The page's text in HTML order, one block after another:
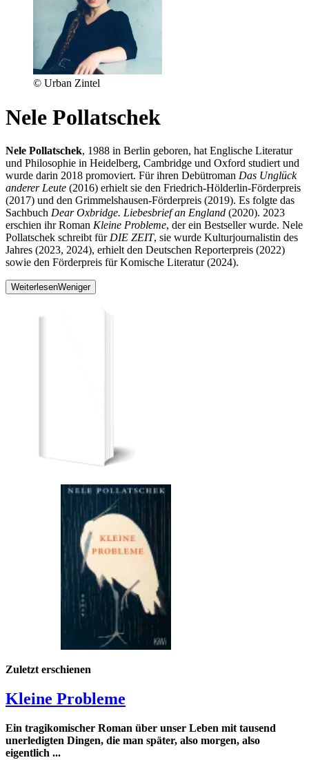
© Urban Zintel
Nele Pollatschek
Nele Pollatschek, 1988 in Berlin geboren, hat Englische Literatur
und Philosophie in Heidelberg, Cambridge und Oxford studiert und
wurde darin 2018 promoviert. Für ihren Debütroman Das Unglück
anderer Leute (2016) erhielt sie den Friedrich-Hölderlin-Förderpreis
(2017) und den Grimmelshausen-Förderpreis (2019). Es folgte das
Sachbuch Dear Oxbridge. Liebesbrief an England (2020). 2023
erschien ihr Roman Kleine Probleme, der ein Bestseller wurde. Nele
Pollatschek schreibt für DIE ZEIT, sie wurde Kulturjournalistin des
Jahres (2023, 2024), erhielt den Deutschen Reporterpreis (2022)
sowie den Förderpreis für Komische Literatur (2024).
WeiterlesenWeniger
Zuletzt erschienen
Kleine Probleme
Ein tragikomischer Roman über unser Leben mit tausend
unerledigten Dingen, die man später, also morgen, also
eigentlich ...